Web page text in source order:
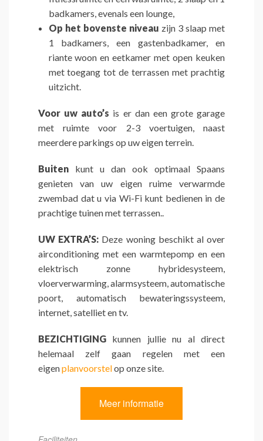
badkamers, evenals een lounge,
Op het bovenste niveau zijn 3 slaap met
1 badkamers, een gastenbadkamer, en
riante woon en eetkamer met open keuken
met toegang tot de terrassen met prachtig
uitzicht.
Voor uw auto’s is er dan een grote garage
met ruimte voor 2-3 voertuigen, naast
meerdere parkings op uw eigen terrein.
Buiten kunt u dan ook optimaal Spaans
genieten van uw eigen ruime verwarmde
zwembad dat u via Wi-Fi kunt bedienen in de
prachtige tuinen met terrassen..
UW EXTRA’S: Deze woning beschikt al over
airconditioning met een warmtepomp en een
elektrisch zonne hybridesysteem,
vloerverwarming, alarmsysteem, automatische
poort, automatisch bewateringssysteem,
internet, satelliet en tv.
BEZICHTIGING kunnen jullie nu al direct
helemaal zelf gaan regelen met een
eigenplanvoorstelop onze site.
Meer informatie